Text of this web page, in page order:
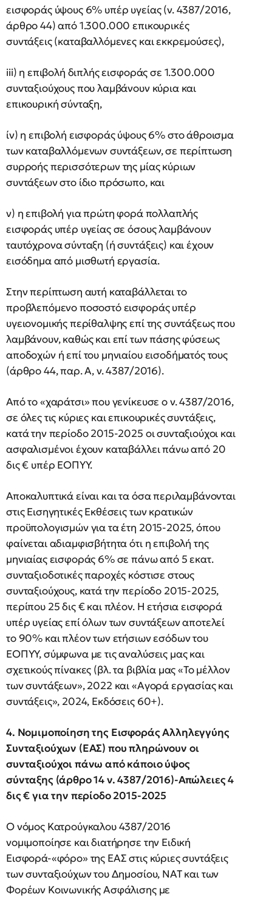
εισφοράς ύψους 6% υπέρ υγείας (ν. 4387/2016,
άρθρο 44) από 1.300.000 επικουρικές
συντάξεις (καταβαλλόμενες και εκκρεμούσες),
iii) η επιβολή διπλής εισφοράς σε 1.300.000
συνταξιούχους που λαμβάνουν κύρια και
επικουρική σύνταξη,
ίν) η επιβολή εισφοράς ύψους 6% στο άθροισμα
των καταβαλλόμενων συντάξεων, σε περίπτωση
συρροής περισσότερων της μίας κύριων
συντάξεων στο ίδιο πρόσωπο, και
ν) η επιβολή για πρώτη φορά πολλαπλής
εισφοράς υπέρ υγείας σε όσους λαμβάνουν
ταυτόχρονα σύνταξη (ή συντάξεις) και έχουν
εισόδημα από μισθωτή εργασία.
Στην περίπτωση αυτή καταβάλλεται το
προβλεπόμενο ποσοστό εισφοράς υπέρ
υγειονομικής περίθαλψης επί της συντάξεως που
λαμβάνουν, καθώς και επί των πάσης φύσεως
αποδοχών ή επί του μηνιαίου εισοδήματός τους
(άρθρο 44, παρ. Α, ν. 4387/2016).
Από το «χαράτσι» που γενίκευσε ο ν. 4387/2016,
σε όλες τις κύριες και επικουρικές συντάξεις,
κατά την περίοδο 2015-2025 οι συνταξιούχοι και
ασφαλισμένοι έχουν καταβάλλει πάνω από 20
δις € υπέρ ΕΟΠΥΥ.
Αποκαλυπτικά είναι και τα όσα περιλαμβάνονται
στις Εισηγητικές Εκθέσεις των κρατικών
προϋπολογισμών για τα έτη 2015-2025, όπου
φαίνεται αδιαμφισβήτητα ότι η επιβολή της
μηνιαίας εισφοράς 6% σε πάνω από 5 εκατ.
συνταξιοδοτικές παροχές κόστισε στους
συνταξιούχους, κατά την περίοδο 2015-2025,
περίπου 25 δις € και πλέον. Η ετήσια εισφορά
υπέρ υγείας επί όλων των συντάξεων αποτελεί
το 90% και πλέον των ετήσιων εσόδων του
ΕΟΠΥΥ, σύμφωνα με τις αναλύσεις μας και
σχετικούς πίνακες (βλ. τα βιβλία μας «Το μέλλον
των συντάξεων», 2022 και «Αγορά εργασίας και
συντάξεις», 2024, Εκδόσεις 60+).
4. Νομιμοποίηση της Εισφοράς Αλληλεγγύης
Συνταξιούχων (ΕΑΣ) που πληρώνουν οι
συνταξιούχοι πάνω από κάποιο ύψος
σύνταξης (άρθρο 14 ν. 4387/2016)-Απώλειες 4
δις € για την περίοδο 2015-2025
Ο νόμος Κατρούγκαλου 4387/2016
νομιμοποίησε και διατήρησε την Ειδική
Εισφορά-«φόρο» της ΕΑΣ στις κύριες συντάξεις
των συνταξιούχων του Δημοσίου, ΝΑΤ και των
Φορέων Κοινωνικής Ασφάλισης με